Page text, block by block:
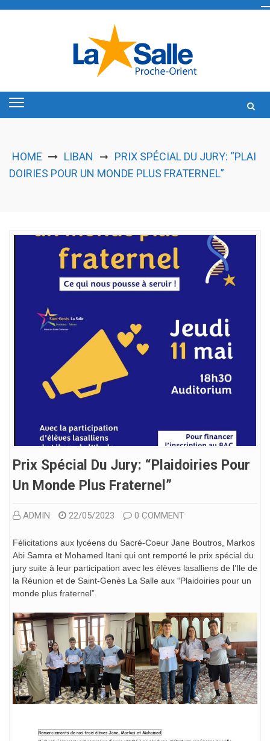
HOME LIBAN ➞ PRIX SPÉCIAL DU JURY: “PLAI
DOIRIES POUR UN MONDE PLUS FRATERNEL”
Prix Spécial Du Jury: “Plaidoiries Pour
Un Monde Plus Fraternel”
ADMIN 22/05/2023 0 COMMENT
Félicitations aux lycéens du Sacré-Coeur Jane Boutros, Markos
Abi Samra et Mohamed Itani qui ont remporté le prix spécial du
jury suite à leur participation avec les élèves lasalliens de l’Ile de
la Réunion et de Saint-Genès La Salle aux “Plaidoiries pour un
monde plus fraternel”.